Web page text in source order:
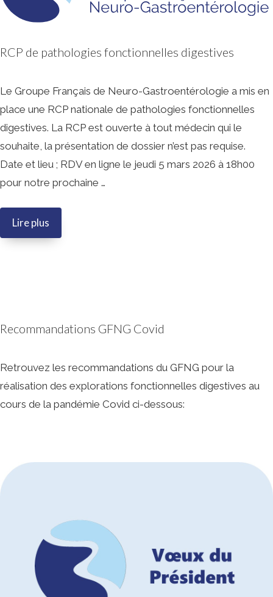
RCP de pathologies fonctionnelles digestives
Le Groupe Français de Neuro-Gastroentérologie a mis en
place une RCP nationale de pathologies fonctionnelles
digestives. La RCP est ouverte à tout médecin qui le
souhaite, la présentation de dossier n’est pas requise.
Date et lieu ; RDV en ligne le jeudi 5 mars 2026 à 18h00
pour notre prochaine …
Lire plus
de
Recommandations GFNG Covid
Retrouvez les recommandations du GFNG pour la
réalisation des explorations fonctionnelles digestives au
cours de la pandémie Covid ci-dessous: